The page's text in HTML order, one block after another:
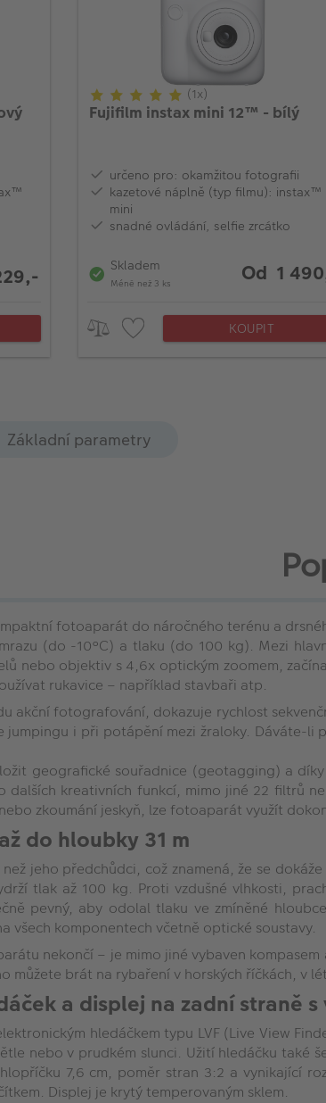
(1x)
Fujifilm instax mini 12™ - bílý
určeno pro: okamžitou fotografii
kazetové náplně (typ filmu): instax™
mini
snadné ovládání, selfie zrcátko
Skladem
Méně než 3 ks Od 1
KOUPIT
Základní parametry
fotoaparát do náročného terénu a
(do -10°C) a tlaku (do 100 kg). Mezi
nebo objektiv s 4,6x optickým zoomem,
rukavice – například stavbaři atp.
akční fotografování, dokazuje rychlost
i při potápění mezi žraloky. Dáváte-
geografické souřadnice (geotagging) a
dalších kreativních funkcí, mimo jiné 22 filtrů
zkoumání jeskyň, lze fotoaparát využít
do hloubky 31 m
než jeho předchůdci, což znamená, že se
tlak až 100 kg. Proti vzdušné vlhkosti,
pevný, aby odolal tlaku ve zmíněné
všech komponentech včetně optické soustavy.
nekončí – je mimo jiné vybaven
můžete brát na rybaření v horských říčkách, v
a displej na zadní straně s
hledáčkem typu LVF (Live View
nebo v prudkém slunci. Užití hledáčku také
7,6 cm, poměr stran 3:2 a vynikající
Displej je krytý temperovaným sklem.